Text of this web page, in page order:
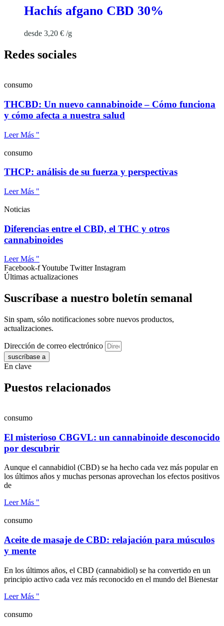
Hachís afgano CBD 30%
desde 3,20 € /g
Redes sociales
consumo
THCBD: Un nuevo cannabinoide – Cómo funciona
y cómo afecta a nuestra salud
Leer Más "
consumo
THCP: análisis de su fuerza y perspectivas
Leer Más "
Noticias
Diferencias entre el CBD, el THC y otros
cannabinoides
Leer Más "
Facebook-fYoutube Twitter Instagram
Últimas actualizaciones
Suscríbase a nuestro boletín semanal
Sin spam, sólo notificaciones sobre nuevos productos,
actualizaciones.
Dirección de correo electrónico
suscríbase a
En clave
Puestos relacionados
consumo
El misterioso CBGVL: un cannabinoide desconocido
por descubrir
Aunque el cannabidiol (CBD) se ha hecho cada vez más popular en
los últimos años y muchas personas aprovechan los efectos positivos
de
Leer Más "
consumo
Aceite de masaje de CBD: relajación para músculos
y mente
En los últimos años, el CBD (cannabidiol) se ha convertido en un
principio activo cada vez más reconocido en el mundo del Bienestar
Leer Más "
consumo